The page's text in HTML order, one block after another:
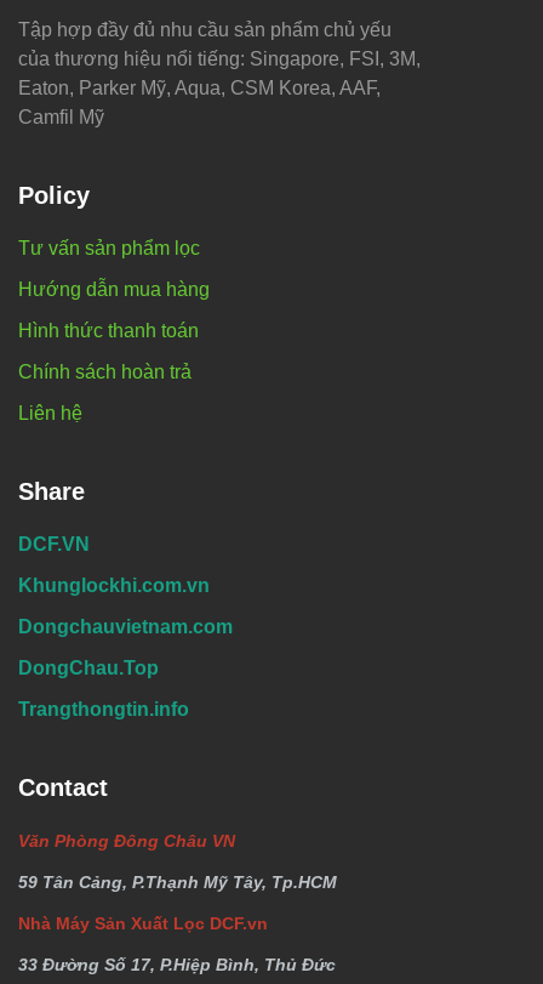
Tập hợp đầy đủ nhu cầu sản phẩm chủ yếu
của thương hiệu nổi tiếng: Singapore, FSI, 3M,
Eaton, Parker Mỹ, Aqua, CSM Korea, AAF,
Camfil Mỹ
Policy
Tư vấn sản phẩm lọc
Hướng dẫn mua hàng
Hình thức thanh toán
Chính sách hoàn trả
Liên hệ
Share
DCF.VN
Khunglockhi.com.vn
Dongchauvietnam.com
DongChau.Top
Trangthongtin.info
Contact
Văn Phòng Đông Châu VN
59 Tân Cảng, P.Thạnh Mỹ Tây, Tp.HCM
Nhà Máy Sản Xuất Lọc DCF.vn
33 Đường Số 17, P.Hiệp Bình, Thủ Đức